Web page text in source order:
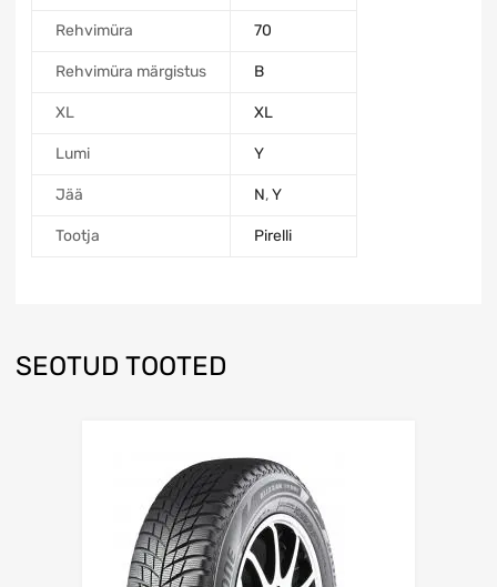
Rehvimüra 70
Rehvimüra märgistus B
XL XL
Lumi Y
Jää N,Y
Tootja Pirelli
SEOTUD TOOTED